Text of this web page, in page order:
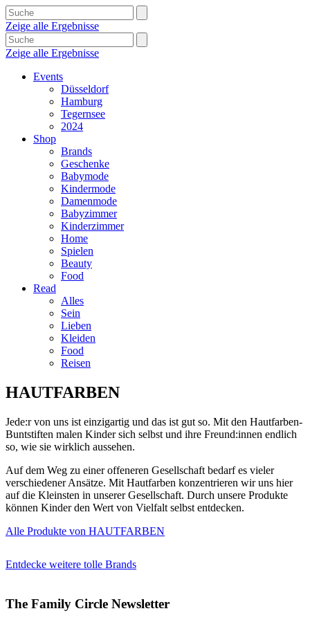
Zeige alle Ergebnisse
Zeige alle Ergebnisse
Events
Düsseldorf
Hamburg
Tegernsee
2024
Shop
Brands
Geschenke
Babymode
Kindermode
Damenmode
Babyzimmer
Kinderzimmer
Home
Spielen
Beauty
Food
Read
Alles
Sein
Lieben
Kleiden
Food
Reisen
HAUTFARBEN
Jede:r von uns ist einzigartig und das ist gut so. Mit den Hautfarben-
Buntstiften malen Kinder sich selbst und ihre Freund:innen endlich
so, wie sie wirklich aussehen.
Auf dem Weg zu einer offeneren Gesellschaft bedarf es vieler
verschiedener Ansätze. Mit Hautfarben konzentrieren wir uns hier
auf die Kleinsten in unserer Gesellschaft. Durch unsere Produkte
können Kinder den Wert von Vielfalt selbst entdecken.
Alle Produkte von HAUTFARBEN
Entdecke weitere tolle Brands
The Family Circle Newsletter